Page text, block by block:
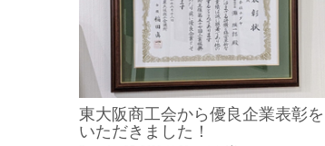
東大阪商工会から優良企業表彰を
いただきました！